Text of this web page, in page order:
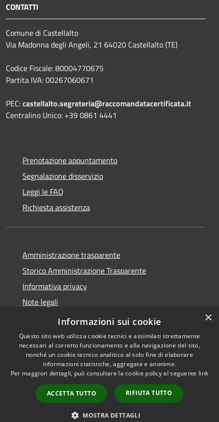
CONTATTI
Comune di Castellalto
Via Madonna degli Angeli, 21 64020 Castellalto (TE)
Codice Fiscale: 80004770675
Partita IVA: 00267060671
PEC:castellalto.segreteria@raccomandatacertificata.it
Centralino Unico: +39 0861 4441
Prenotazione appuntamento
Segnalazione disservizio
Leggi le FAQ
Richiesta assistenza
Amministrazione trasparente
Storico Amministrazione Trasparente
Informativa privacy
Note legali
Dichiarazione di accessibilità
Accessibilità
Copyright © 2026 • Comune di
Castellalto • Powered by
Municipium•
Accesso
redazione
×
Informazioni sui cookie
Questo sito web utilizza cookie tecnici e assimilati strettamente
necessari al corretto funzionamento e alla navigazione del sito,
nonché un cookie tecnico analitico al solo fine di elaborare
informazioni statistiche, aggregate e anonime.
Per maggiori dettagli, può consultare la cookie policy al seguente link
ACCETTA TUTTO RIFIUTA TUTTO
MOSTRA DETTAGLI